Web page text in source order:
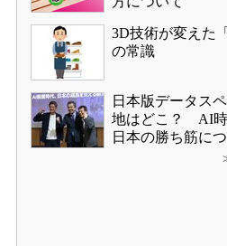
3D技術が変えた
の常識
日本版データス
地はどこ？ AI時
日本の勝ち筋に